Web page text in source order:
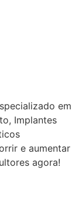
em
Implantes
e aumentar
agora!